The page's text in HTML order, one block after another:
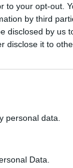
to your opt-out.
by third
disclosed by us
disclose it to
personal data.
Data.